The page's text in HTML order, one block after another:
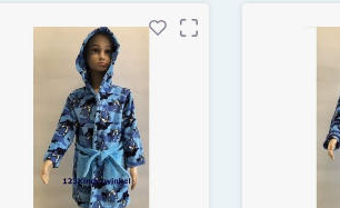
Materiaal: 100% katoen.